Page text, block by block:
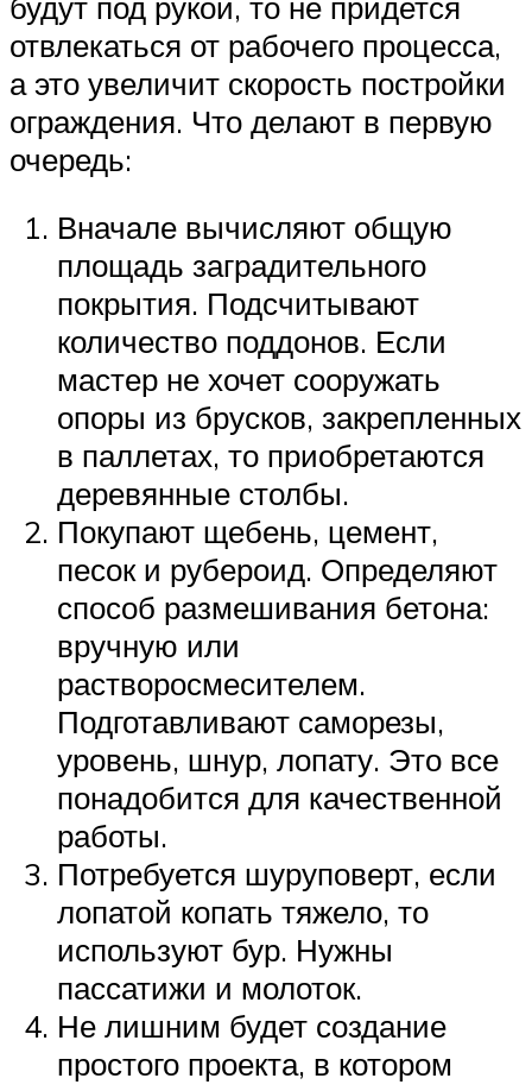
отвлекаться от рабочего процесса,
а это увеличит скорость постройки
ограждения. Что делают в первую
очередь:
Вначале вычисляют общую
площадь заградительного
покрытия. Подсчитывают
количество поддонов. Если
мастер не хочет сооружать
опоры из брусков, закрепленных
в паллетах, то приобретаются
деревянные столбы.
Покупают щебень, цемент,
песок и рубероид. Определяют
способ размешивания бетона:
вручную или
растворосмесителем.
Подготавливают саморезы,
уровень, шнур, лопату. Это все
понадобится для качественной
работы.
Потребуется шуруповерт, если
лопатой копать тяжело, то
используют бур. Нужны
пассатижи и молоток.
Не лишним будет создание
простого проекта, в котором